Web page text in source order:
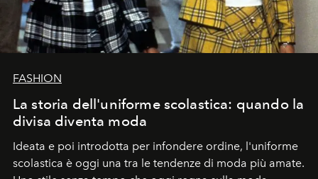
FASHION
La storia dell'uniforme scolastica: quando la
divisa diventa moda
Ideata e poi introdotta per infondere ordine, l'uniforme
scolastica è oggi una tra le tendenze di moda più amate.